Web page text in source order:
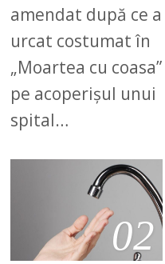
amendat după ce a
urcat costumat în
„Moartea cu coasa”
pe acoperișul unui
spital…
02